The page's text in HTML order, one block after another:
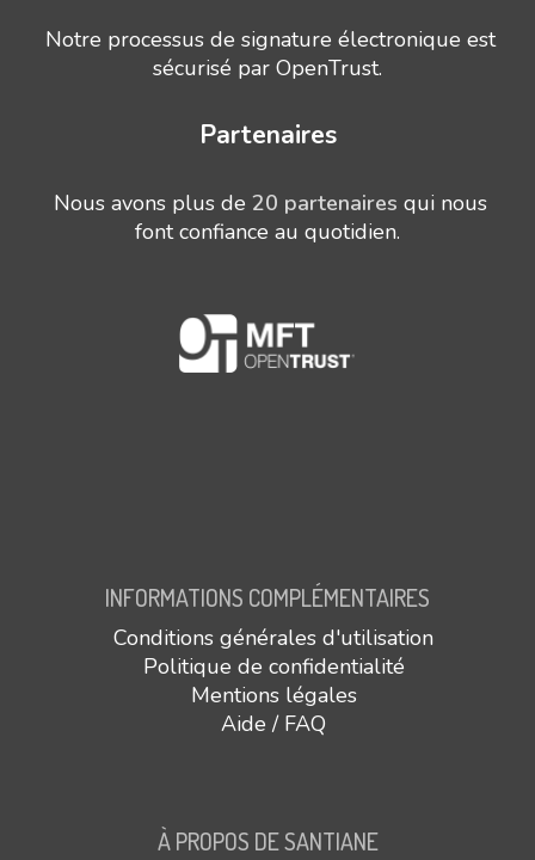
Notre processus de signature électronique est
sécurisé par OpenTrust.
Partenaires
Nous avons plus de 20 partenaires qui nous
font confiance au quotidien.
INFORMATIONS COMPLÉMENTAIRES
Conditions générales d'utilisation
Politique de confidentialité
Mentions légales
Aide / FAQ
À PROPOS DE SANTIANE